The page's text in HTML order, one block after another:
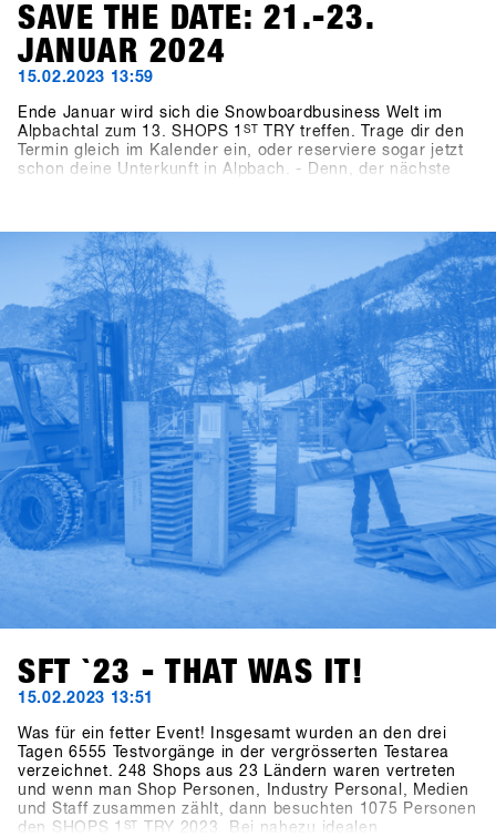
SAVE THE DATE: 21.-23.
JANUAR 2024
15.02.2023 13:59
Ende Januar wird sich die Snowboardbusiness Welt im
Alpbachtal zum 13. SHOPS 1ST
TRY treffen. Trage dir den
Termin gleich im Kalender ein, oder reserviere sogar jetzt
schon deine Unterkunft in Alpbach. - Denn, der nächste
auf euch in 2024 - Bis nächstes Jahr im Alpbachtal!
SFT `23 - THAT WAS IT!
15.02.2023 13:51
Was für ein fetter Event! Insgesamt wurden an den drei
Tagen 6555 Testvorgänge in der vergrösserten Testarea
verzeichnet. 248 Shops aus 23 Ländern waren vertreten
und wenn man Shop Personen, Industry Personal, Medien
und Staff zusammen zählt, dann besuchten 1075 Personen
den SHOPS 1 ST
TRY 2023. Bei nahezu idealen